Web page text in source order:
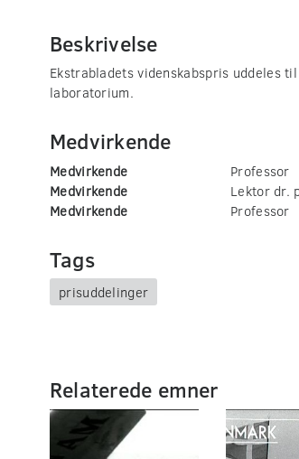
Beskrivelse
Ekstrabladets videnskabspris uddeles
laboratorium.
Medvirkende
Medvirkende
Professor
Medvirkende
Lektor dr.
Medvirkende
Professor
Tags
prisuddelinger
Relaterede emner